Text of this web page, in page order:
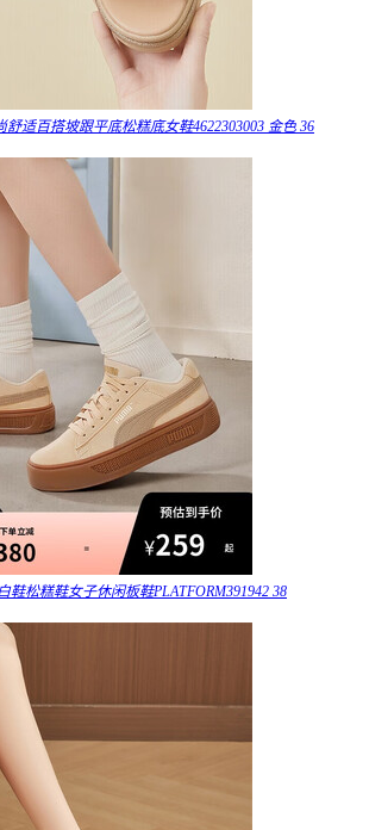
适百搭坡跟平底松糕底女鞋4622303003 金色 36
鞋松糕鞋女子休闲板鞋PLATFORM391942 38